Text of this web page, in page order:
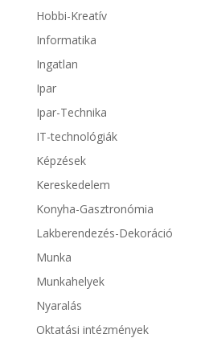
Hobbi-Kreatív
Informatika
Ingatlan
Ipar
Ipar-Technika
IT-technológiák
Képzések
Kereskedelem
Konyha-Gasztronómia
Lakberendezés-Dekoráció
Munka
Munkahelyek
Nyaralás
Oktatási intézmények